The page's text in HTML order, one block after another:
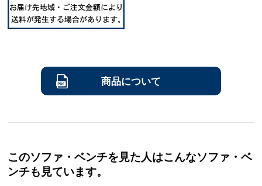
商品について
このソファ・ベンチを見た人はこんなソファ・ベ
ンチも見ています。